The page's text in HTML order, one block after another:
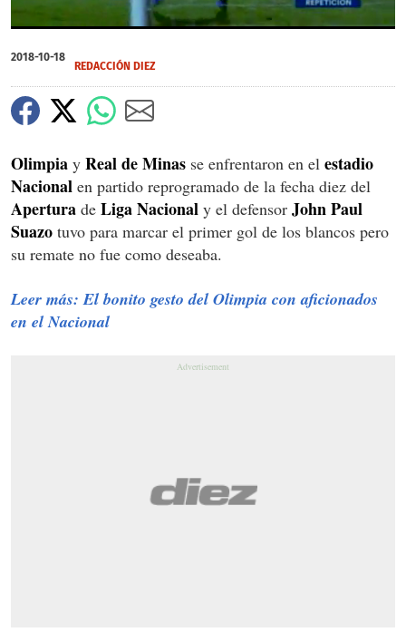
of
28
2018-10-18
REDACCIÓN DIEZ
Olimpia y Realde Minas se enfrentaron en el estadio
Nacional en partido reprogramado de la fecha diez del
Apertura de LigaNacional y el defensor JohnPaul
Suazo tuvo para marcar el primer gol de los blancos pero
su remate no fue como deseaba.
Leer más: El bonito gesto del Olimpia con aficionados
en el Nacional